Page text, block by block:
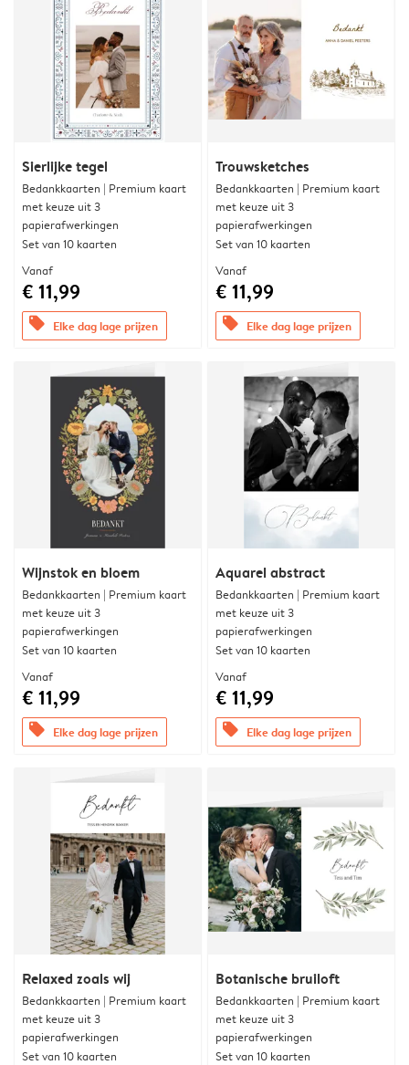
Sierlijke tegel
Bedankkaarten | Premium kaart
met keuze uit 3
papierafwerkingen
Set van 10 kaarten
Vanaf
€ 11,99
offers Elke dag lage prijzen
Trouwsketches
Bedankkaarten | Premium kaart
met keuze uit 3
papierafwerkingen
Set van 10 kaarten
Vanaf
€ 11,99
offers Elke dag lage prijzen
Wijnstok en bloem
Bedankkaarten | Premium kaart
met keuze uit 3
papierafwerkingen
Set van 10 kaarten
Vanaf
€ 11,99
offers Elke dag lage prijzen
Aquarel abstract
Bedankkaarten | Premium kaart
met keuze uit 3
papierafwerkingen
Set van 10 kaarten
Vanaf
€ 11,99
offers Elke dag lage prijzen
Relaxed zoals wij
Bedankkaarten | Premium kaart
met keuze uit 3
papierafwerkingen
Set van 10 kaarten
Botanische bruiloft
Bedankkaarten | Premium kaart
met keuze uit 3
papierafwerkingen
Set van 10 kaarten